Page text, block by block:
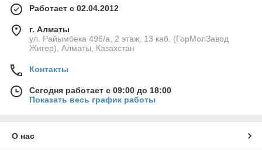
Работает с 02.04.2012
г. Алматы
ул. Райымбека 496/а, 2 этаж, 13 каб. (ГорМолЗавод
Жигер), Алматы, Казахстан
Контакты
Сегодня работает с 09:00 до 18:00
Показать весь график работы
О нас